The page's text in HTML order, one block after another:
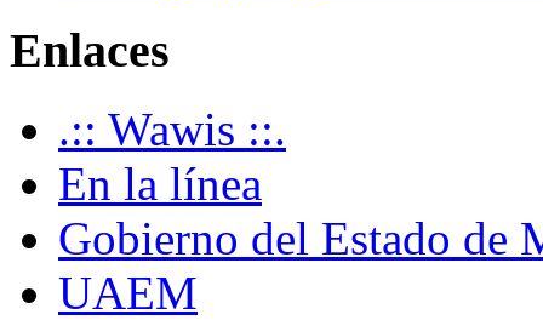
Enlaces
.:: Wawis ::.
En la línea
Gobierno del Estado de
UAEM